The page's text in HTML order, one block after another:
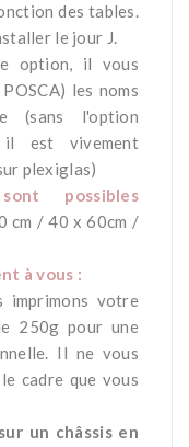
des tables.
le jour J.
option, il vous
les noms
(sans l'option
il est vivement
plexiglas)
possibles
cm / 40 x 60cm /
à vous :
imprimons votre
250g pour une
Il ne vous
cadre que vous
un châssis en